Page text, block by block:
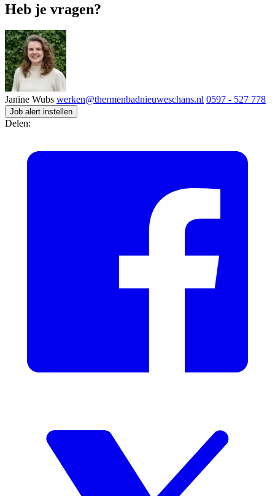
Heb je vragen?
Janine Wubs werken@thermenbadnieuweschans.nl 0597 - 527 778
Job alert instellen
Delen: